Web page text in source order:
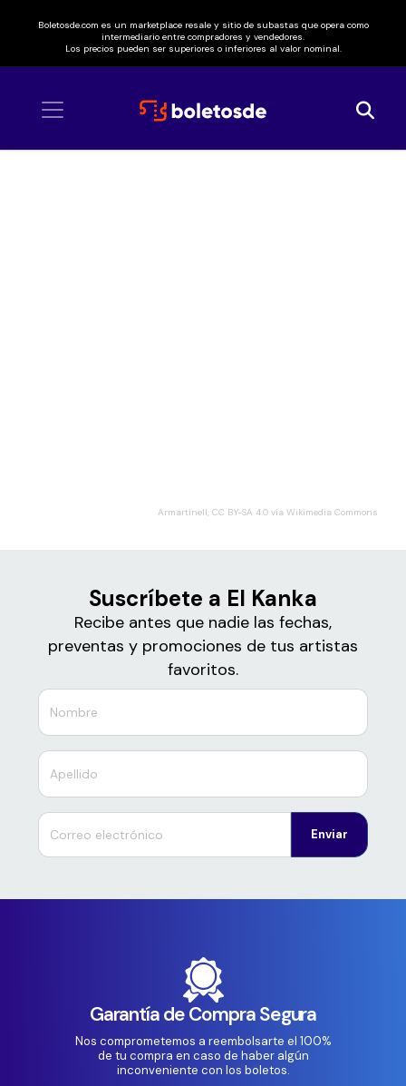
Boletosde.com es un marketplace resale y sitio de subastas que opera como
intermediario entre compradores y vendedores.
Los precios pueden ser superiores o inferiores al valor nominal.
Armartinell, CC BY-SA 4.0 vía Wikimedia Commons
Suscríbete a El Kanka
Recibe antes que nadie las fechas,
preventas y promociones de tus artistas
favoritos.
Enviar
Garantía de Compra Segura
Nos comprometemos a reembolsarte el 100%
de tu compra en caso de haber algún
inconveniente con los boletos.